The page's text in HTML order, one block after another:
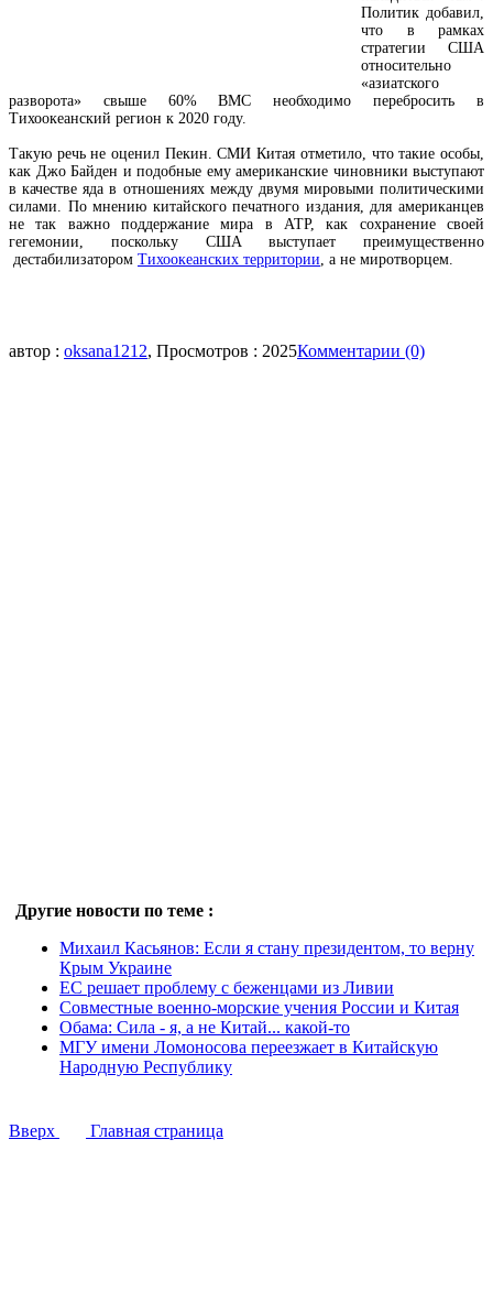
Политик добавил,
что в рамках
стратегии США
относительно
«азиатского
разворота» свыше 60% ВМС необходимо перебросить в
Тихоокеанский регион к 2020 году.
Такую речь не оценил Пекин. СМИ Китая отметило, что такие особы,
как Джо Байден и подобные ему американские чиновники выступают
в качестве яда в отношениях между двумя мировыми политическими
силами. По мнению китайского печатного издания, для американцев
не так важно поддержание мира в АТР, как сохранение своей
гегемонии, поскольку США выступает преимущественно
дестабилизатором Тихоокеанских территории, а не миротворцем.
автор : oksana1212, Просмотров : 2025Комментарии (0)
Другие новости по теме :
Михаил Касьянов: Если я стану президентом, то верну
Крым Украине
ЕС решает проблему с беженцами из Ливии
Совместные военно-морские учения России и Китая
Обама: Сила - я, а не Китай... какой-то
МГУ имени Ломоносова переезжает в Китайскую
Народную Республику
Вверх Главная страница